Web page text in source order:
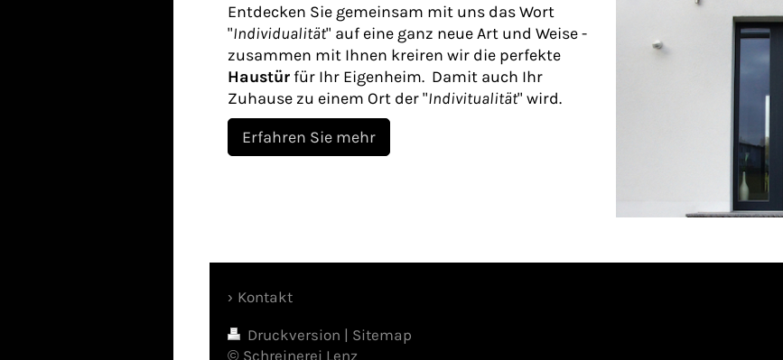
Entdecken Sie gemeinsam mit uns das Wort
"Individualität" auf eine ganz neue Art und Weise -
zusammen mit Ihnen kreiren wir die perfekte
Haustür für Ihr Eigenheim. Damit auch Ihr
Zuhause zu einem Ort der "Indivitualität" wird.
Erfahren Sie mehr
Kontakt
Druckversion | Sitemap
© Schreinerei Lenz